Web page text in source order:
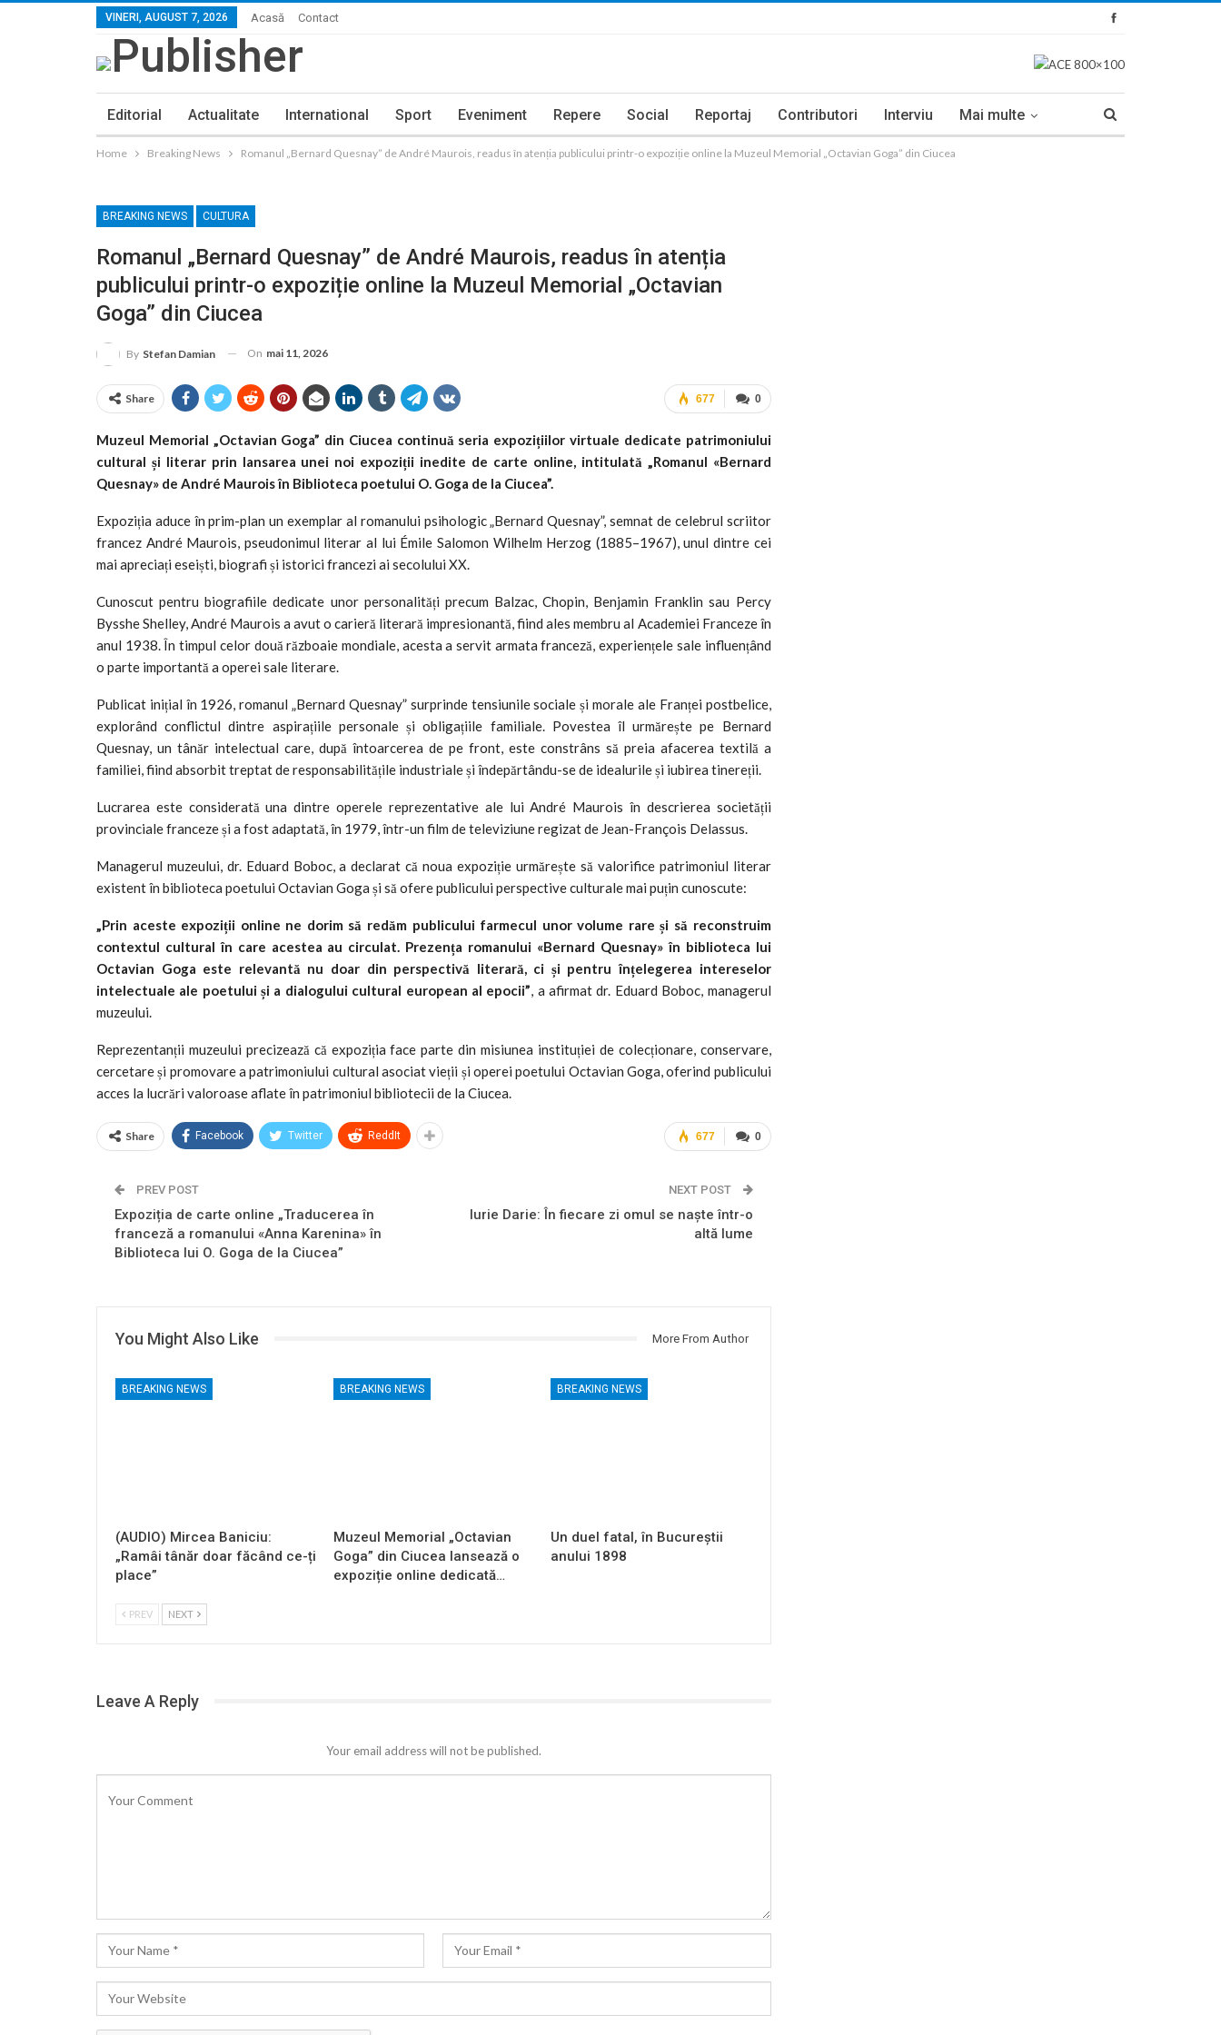
VINERI, AUGUST 7, 2026 Acasă Contact
Editorial Actualitate International Sport Eveniment Repere Social Reportaj Contributori Interviu Mai multe
Home Breaking News Romanul „Bernard Quesnay” de André Maurois, readus în atenția publicului printr-o expoziție online la Muzeul Memorial „Octavian Goga” din Ciucea
BREAKING NEWS CULTURA
Romanul „Bernard Quesnay” de André Maurois, readus în atenția
publicului printr-o expoziție online la Muzeul Memorial „Octavian
Goga” din Ciucea
By Stefan Damian On mai 11, 2026
0
677
Share
Muzeul Memorial „Octavian Goga” din Ciucea continuă seria expozițiilor virtuale dedicate patrimoniului
cultural și literar prin lansarea unei noi expoziții inedite de carte online, intitulată „Romanul «Bernard
Quesnay» de André Maurois în Biblioteca poetului O. Goga de la Ciucea”.
Expoziția aduce în prim-plan un exemplar al romanului psihologic „Bernard Quesnay”, semnat de celebrul scriitor
francez André Maurois, pseudonimul literar al lui Émile Salomon Wilhelm Herzog (1885–1967), unul dintre cei
mai apreciați eseiști, biografi și istorici francezi ai secolului XX.
Cunoscut pentru biografiile dedicate unor personalități precum Balzac, Chopin, Benjamin Franklin sau Percy
Bysshe Shelley, André Maurois a avut o carieră literară impresionantă, fiind ales membru al Academiei Franceze în
anul 1938. În timpul celor două războaie mondiale, acesta a servit armata franceză, experiențele sale influențând
o parte importantă a operei sale literare.
Publicat inițial în 1926, romanul „Bernard Quesnay” surprinde tensiunile sociale și morale ale Franței postbelice,
explorând conflictul dintre aspirațiile personale și obligațiile familiale. Povestea îl urmărește pe Bernard
Quesnay, un tânăr intelectual care, după întoarcerea de pe front, este constrâns să preia afacerea textilă a
familiei, fiind absorbit treptat de responsabilitățile industriale și îndepărtându-se de idealurile și iubirea tinereții.
Lucrarea este considerată una dintre operele reprezentative ale lui André Maurois în descrierea societății
provinciale franceze și a fost adaptată, în 1979, într-un film de televiziune regizat de Jean-François Delassus.
Managerul muzeului, dr. Eduard Boboc, a declarat că noua expoziție urmărește să valorifice patrimoniul literar
existent în biblioteca poetului Octavian Goga și să ofere publicului perspective culturale mai puțin cunoscute:
„Prin aceste expoziții online ne dorim să redăm publicului farmecul unor volume rare și să reconstruim
contextul cultural în care acestea au circulat. Prezența romanului «Bernard Quesnay» în biblioteca lui
Octavian Goga este relevantă nu doar din perspectivă literară, ci și pentru înțelegerea intereselor
intelectuale ale poetului și a dialogului cultural european al epocii”, a afirmat dr. Eduard Boboc, managerul
muzeului.
Reprezentanții muzeului precizează că expoziția face parte din misiunea instituției de colecționare, conservare,
cercetare și promovare a patrimoniului cultural asociat vieții și operei poetului Octavian Goga, oferind publicului
acces la lucrări valoroase aflate în patrimoniul bibliotecii de la Ciucea.
0
677
Share Facebook Twitter ReddIt
PREV POST
Expoziția de carte online „Traducerea în
franceză a romanului «Anna Karenina» în
Biblioteca lui O. Goga de la Ciucea”
NEXT POST
Iurie Darie: În fiecare zi omul se naște într-o
altă lume
You Might Also Like More From Author
BREAKING NEWS
(AUDIO) Mircea Baniciu:
„Ramâi tânăr doar făcând ce-ți
place”
BREAKING NEWS
Muzeul Memorial „Octavian
Goga” din Ciucea lansează o
expoziție online dedicată…
BREAKING NEWS
Un duel fatal, în Bucureştii
anului 1898
PREV NEXT
Leave A Reply
Your email address will not be published.